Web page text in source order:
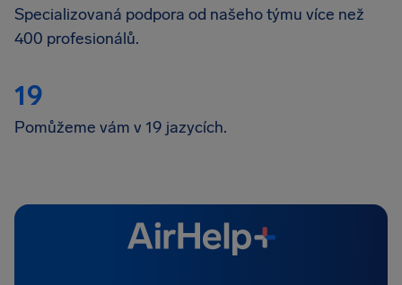
Specializovaná podpora od našeho týmu více než
400 profesionálů.
19
Pomůžeme vám v 19 jazycích.